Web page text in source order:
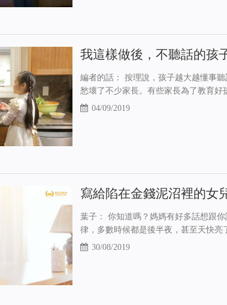
我這樣做後，不聽話的孩
編者的話： 按理說，孩子越大越懂事
愁壞了不少家長。有些家長為了教育好
04/09/2019
寫給陷在金錢泥沼裡的女
葉子： 你知道嗎？媽媽有好多話想跟
律，多數時候都是後半夜，甚至天快亮
30/08/2019